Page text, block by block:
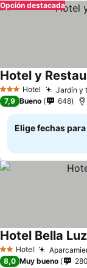
Opción destacada
3 Estrellas
Hotel Jardín y
Hotel y
7,9 Bueno 648
Elige fechas
2 Estrellas
Hotel
Hotel Bella
8,0 Muy bueno 280